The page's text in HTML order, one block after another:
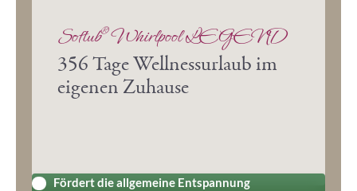
Softub®Whirlpool LEGEND
356 Tage Wellnessurlaub im
eigenen Zuhause
Fördert die allgemeine Entspannung